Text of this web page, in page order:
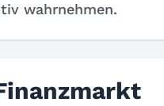
wahrnehmen.